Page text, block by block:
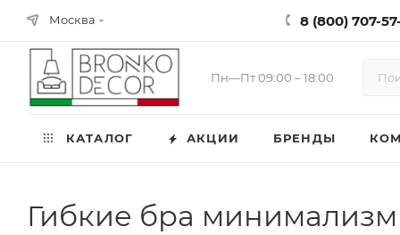
Москва 8 (800) 707-57-
Пн—Пт 09:00 – 18:00
КАТАЛОГ АКЦИИ БРЕНДЫ
Гибкие бра минимализм